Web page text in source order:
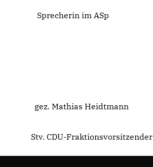
Sprecherin im ASp
Mathias Heidtmann
Stv. CDU-Fraktionsvorsitzender